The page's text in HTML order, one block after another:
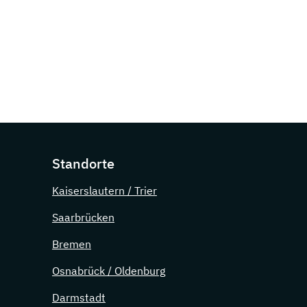
Standorte
Kaiserslautern / Trier
Saarbrücken
Bremen
Osnabrück / Oldenburg
Darmstadt